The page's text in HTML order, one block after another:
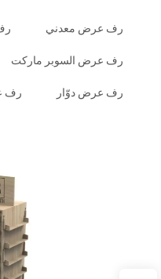
رف عرض معدني
رف عرض السوبر ماركت
رف عرض دوّار رف